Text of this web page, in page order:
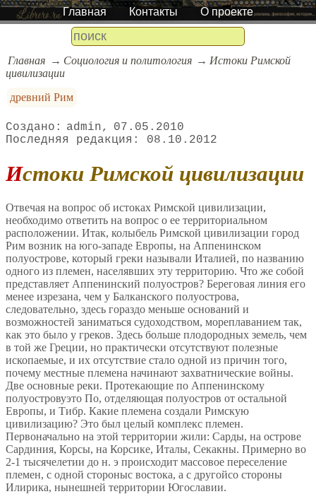
Главная Контакты О проекте
Главная Социология и политология
Истоки Римской
цивилизации
древний Рим
admin
07.05.2010
08.10.2012
Истоки Римской цивилизации
Отвечая на вопрос об истоках Римской цивилизации,
необходимо ответить на вопрос о ее территориальном
расположении. Итак, колыбель Римской цивилизации город
Рим возник на юго-западе Европы, на Аппенинском
полуострове, который греки называли Италией, по названию
одного из племен, населявших эту территорию. Что же собой
представляет Аппенинский полуостров? Береговая линия его
менее изрезана, чем у Балканского полуострова,
следовательно, здесь гораздо меньше оснований и
возможностей заниматься судоходством, мореплаванием так,
как это было у греков. Здесь больше плодородных земель, чем
в той же Греции, но практически отсутствуют полезные
ископаемые, и их отсутствие стало одной из причин того,
почему местные племена начинают захватнические войны.
Две основные реки. Протекающие по Аппенинскому
полуостровуэто По, отделяющая полуостров от остальной
Европы, и Тибр. Какие племена создали Римскую
цивилизацию? Это был целый комплекс племен.
Первоначально на этой территории жили: Сарды, на острове
Сардиния, Корсы, на Корсике, Италы, Секакны. Примерно во
2-1 тысячелетии до н. э происходит массовое переселение
племен, с одной стороныс востока, а с другойсо стороны
Илирика, нынешней территории Югославии.